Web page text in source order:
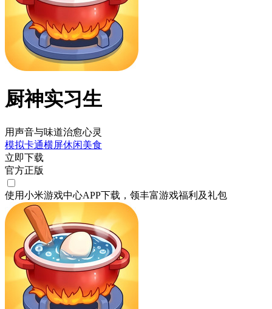
厨神实习生
用声音与味道治愈心灵
模拟卡通横屏休闲美食
立即下载
官方正版
使用小米游戏中心APP下载 ，领丰富游戏福利 及礼包